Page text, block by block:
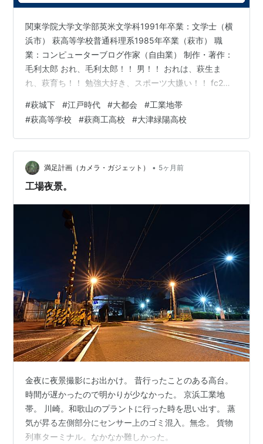
関東学院大学文学部英米文学科1991年卒業：文学士（横
浜市） 萩高等学校普通科理系1985年卒業（萩市） 職
業：コンピューターブログ作家（自由業） 制作・著作：
毛利太郎 おれ、毛利太郎！！ 男！！ おれは、萩生ま
れ、萩育ち！！ 勉強大好き、スポーツ大嫌い！！ fc2ブ
時代の、傑作集です！！ fc2ブログ「僕の文学ノート」
は、わたしの、作品集で、全2500タイトルもある、作品
集です！！ おれの、住まいは、現在は、長門市三隅！！
さて〜〜〜〜〜〜〜〜〜？！ きょうは・・・？！ ワーク
４ この、山口県北部で、唯一の、江戸時代に、お城があ
った、街は、萩…
#萩城下 #江戸時代 #大都会 #工業地帯
#萩高等学校 #萩商工高校 #大津緑陽高校
満足計画（カメラ・ガジェット） • 5ヶ月前
工場夜景。
金夜に夜景撮影にお出かけ。 昔行ったことのある高台。
時間が遅かったので明かりが少なかった。 京浜工業地
帯。 川崎。和歌山のプラントに行った時を思い出す。 蒸
気が昇る左側部分にセンサー上のゴミ混入。無念。 貨物
列車ターミナル。なかなか難しかった。